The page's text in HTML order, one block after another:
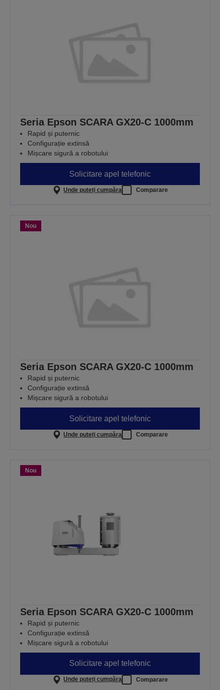
Seria Epson SCARA GX20-C 1000mm
Rapid și puternic
Configurație extinsă
Mișcare sigură a robotului
Solicitare apel telefonic
Unde puteți cumpăra Comparare
Nou
Seria Epson SCARA GX20-C 1000mm
Rapid și puternic
Configurație extinsă
Mișcare sigură a robotului
Solicitare apel telefonic
Unde puteți cumpăra Comparare
Nou
Seria Epson SCARA GX20-C 1000mm
Rapid și puternic
Configurație extinsă
Mișcare sigură a robotului
Solicitare apel telefonic
Unde puteți cumpăra Comparare